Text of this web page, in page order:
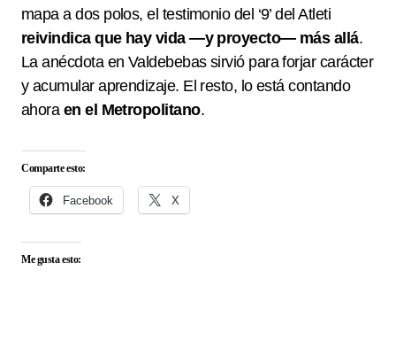
mapa a dos polos, el testimonio del ‘9’ del Atleti
reivindica que hay vida —y proyecto— más allá.
La anécdota en Valdebebas sirvió para forjar carácter
y acumular aprendizaje. El resto, lo está contando
ahora en el Metropolitano.
Comparte esto:
Facebook X
Me gusta esto: